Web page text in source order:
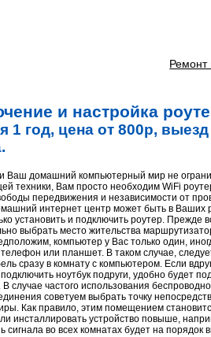
Ремонт
и настройка
1 год, цена от 800р, выезд
Ваш домашний компьютерный мир не
техники, Вам просто необходим WiFi
передвижения и независимости от
интернет центр может быть в Ваших
установить и подключить роутер. Прежде
выбрать место жительства
компьютер у Вас только один,
или планшет. В таком случае,
сразу в комнату с компьютером. Если
ноутбук подруги, удобно будет
В случае частого использования
советуем выбрать точку
Как правило, этим помещением
инсталлировать устройство повыше,
сигнала во всех комнатах будет на порядок